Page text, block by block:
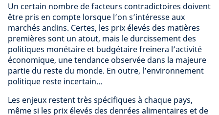
Un certain nombre de facteurs contradictoires doivent
être pris en compte lorsque l’on s’intéresse aux
marchés andins. Certes, les prix élevés des matières
premières sont un atout, mais le durcissement des
politiques monétaire et budgétaire freinera l’activité
économique, une tendance observée dans la majeure
partie du reste du monde. En outre, l’environnement
politique reste incertain...
Les enjeux restent très spécifiques à chaque pays,
même si les prix élevés des denrées alimentaires et de